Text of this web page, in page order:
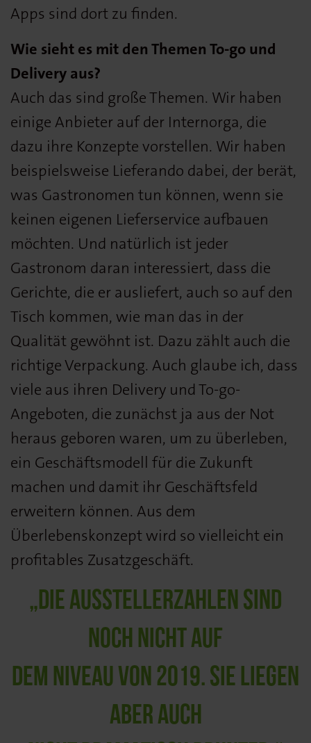
Apps sind dort zu finden.
Wie sieht es mit den Themen To-go und
Delivery aus?
Auch das sind große Themen. Wir haben
einige Anbieter auf der Internorga, die
dazu ihre Konzepte vorstellen. Wir haben
beispielsweise Lieferando dabei, der berät,
was Gastronomen tun können, wenn sie
keinen eigenen Lieferservice aufbauen
möchten. Und natürlich ist jeder
Gastronom daran interessiert, dass die
Gerichte, die er ausliefert, auch so auf den
Tisch kommen, wie man das in der
Qualität gewöhnt ist. Dazu zählt auch die
richtige Verpackung. Auch glaube ich, dass
viele aus ihren Delivery und To-go-
Angeboten, die zunächst ja aus der Not
heraus geboren waren, um zu überleben,
ein Geschäftsmodell für die Zukunft
machen und damit ihr Geschäftsfeld
erweitern können. Aus dem
Überlebenskonzept wird so vielleicht ein
profitables Zusatzgeschäft.
„DIE AUSSTELLERZAHLEN SIND
NOCH NICHT AUF
DEM NIVEAU VON 2019. SIE LIEGEN
ABER AUCH